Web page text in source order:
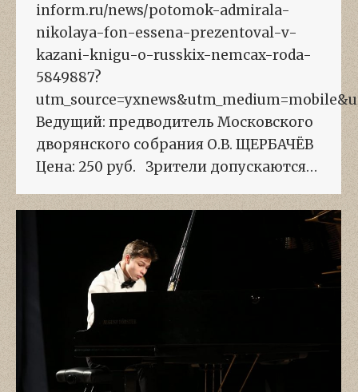
inform.ru/news/potomok-admirala-
nikolaya-fon-essena-prezentoval-v-
kazani-knigu-o-russkix-nemcax-roda-
5849887?
Ведущий: предводитель Московского
дворянского собрания О.В. ЩЕРБАЧЁВ
Цена: 250 руб. Зрители допускаются…